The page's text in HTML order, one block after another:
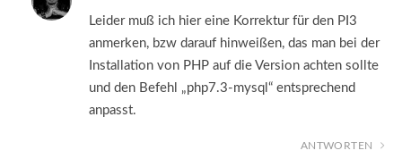
Leider muß ich hier eine Korrektur für den PI3
anmerken, bzw darauf hinweißen, das man bei der
Installation von PHP auf die Version achten sollte
und den Befehl „php7.3-mysql“ entsprechend
anpasst.
ANTWORTEN